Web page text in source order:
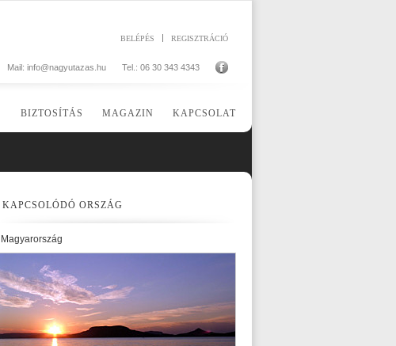
REGISZTRÁCIÓ
BELÉPÉS
Tel.: 06 30 343 4343
Mail: info@nagyutazas.hu
BIZTOSÍTÁS MAGAZIN KAPCSOLAT
KAPCSOLÓDÓ ORSZÁG
Magyarország